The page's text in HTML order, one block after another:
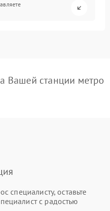
Вашей станции метро
специалисту, оставьте
с радостью